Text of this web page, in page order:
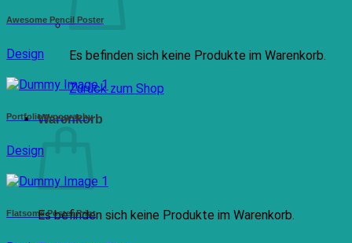
Es befinden sich keine Produkte im Warenkorb.
Zurück zum Shop
Warenkorb
Es befinden sich keine Produkte im Warenkorb.
Awesome Pencil Poster
Design
Portfolio typography
Design
Flatsome Poster Print